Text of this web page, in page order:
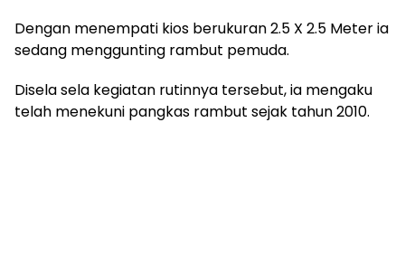
Dengan menempati kios berukuran 2.5 X 2.5 Meter ia
sedang menggunting rambut pemuda.
Disela sela kegiatan rutinnya tersebut, ia mengaku
telah menekuni pangkas rambut sejak tahun 2010.